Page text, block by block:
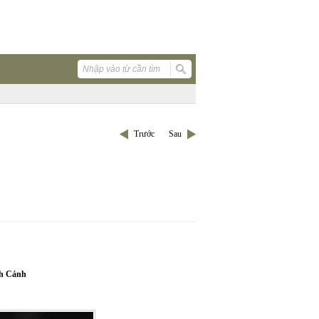
Trước Sau
Cảnh